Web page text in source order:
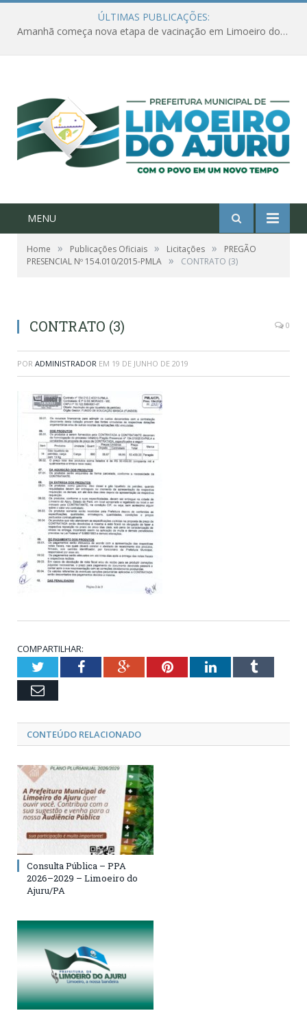
ÚLTIMAS PUBLICAÇÕES:
Amanhã começa nova etapa de vacinação em Limoeiro do Ajuru para idosos com 65 ou mais
MENU
Home » Publicações Oficiais » Licitações »
PREGÃO
PRESENCIAL Nº 154.010/2015-PMLA » CONTRATO (3)
CONTRATO (3) 0
POR ADMINISTRADOR EM 19 DE JUNHO DE 2019
COMPARTILHAR:
TwitterFacebookGoogle+PinterestLinkedInTumblr
Email
CONTEÚDO RELACIONADO
Consulta Pública – PPA
2026–2029 – Limoeiro do
Ajuru/PA